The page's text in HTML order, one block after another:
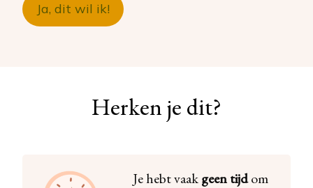
Ja, dit wil ik!
Herken je dit?
Je hebt vaakgeen tijdom